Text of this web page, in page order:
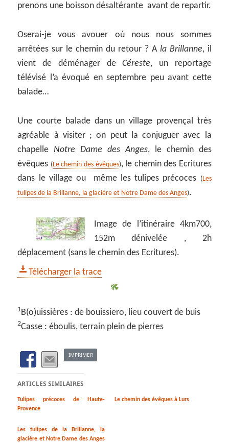
prenons une boisson désaltérante avant de repartir.
Oserai-je vous avouer où nous nous sommes
arrêtées sur le chemin du retour ? A la Brillanne, il
vient de déménager deCéreste, un reportage
télévisé l’a évoqué en septembre peu avant cette
balade…
Une courte balade dans un village provençal très
agréable à visiter ; on peut la conjuguer avec la
chapelleNotre Dame des Anges, le chemin des
évêques ( Le chemin des évêques), le chemin des Ecritures
dans le village ou même les tulipes précoces ( Les
tulipes de la Brillanne, la glacière et Notre Dame des Anges).
Image de l’itinéraire 4km700,
152m dénivelée , 2h
déplacement (sans le chemin des Ecritures).
Télécharger la trace
1B(o)uissières : de bouissiero, lieu couvert de buis
2Casse : éboulis, terrain plein de pierres
IMPRIMER
ARTICLES SIMILAIRES
Tulipes précoces de Haute-
Provence
Le chemin des évêques à Lurs
Les tulipes de la Brillanne, la
glacière et Notre Dame des Anges